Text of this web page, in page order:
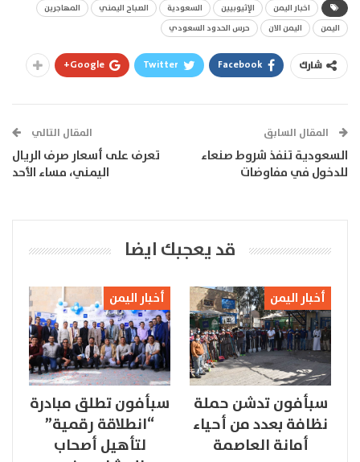
اخبار اليمن الإثيوبيين السعودية الصباح اليمني
المهاجرين
اليمن
اليمن الان حرس الحدود السعودي
شارك Facebook
Twitter
Google+
المقال السابق
السعودية تنفذ شروط صنعاء
للدخول في مفاوضات
المقال التالي
تعرف على أسعار صرف الريال
اليمني، مساء الأحد
قد يعجبك ايضا
أخبار اليمن
سبأفون تدشن حملة
نظافة بعدد من أحياء
أمانة العاصمة
أخبار اليمن
سبأفون تطلق مبادرة
“انطلاقة رقمية”
لتأهيل أصحاب